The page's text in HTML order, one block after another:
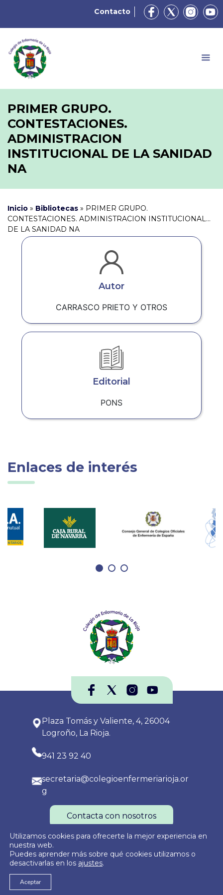
Contacto
PRIMER GRUPO.
CONTESTACIONES.
ADMINISTRACION
INSTITUCIONAL DE LA SANIDAD
NA
Inicio » Bibliotecas » PRIMER GRUPO.
CONTESTACIONES. ADMINISTRACION INSTITUCIONAL
DE LA SANIDAD NA
Autor
CARRASCO PRIETO Y OTROS
Editorial
PONS
Enlaces de interés
Plaza Tomás y Valiente, 4, 26004
Logroño, La Rioja.
941 23 92 40
secretaria@colegioenfermeriarioja.or
g
Contacta con nosotros
© 2026
Política de Privacidad Política de Cookies
Utilizamos cookies para ofrecerte la mejor experiencia en
nuestra web.
Puedes aprender más sobre qué cookies utilizamos o
desactivarlas en los ajustes.
Aceptar